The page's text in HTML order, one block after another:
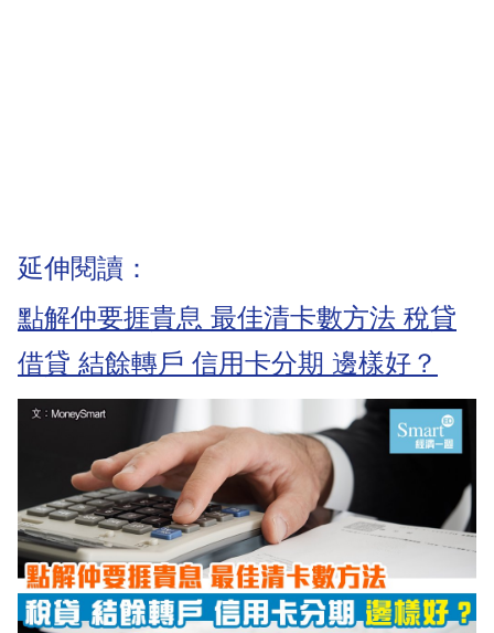
延伸閱讀：
點解仲要捱貴息 最佳清卡數方法 稅貸
借貸 結餘轉戶 信用卡分期 邊樣好？